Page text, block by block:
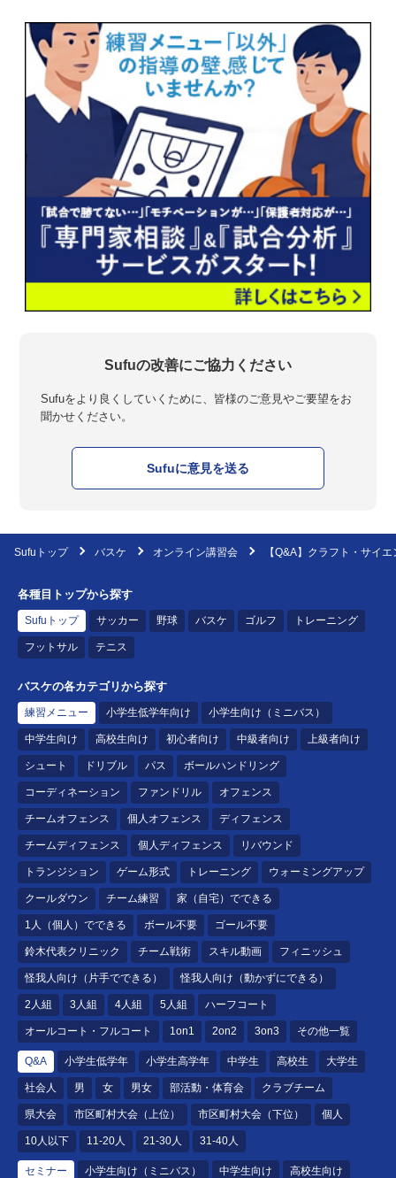
Sufuの改善にご協力ください
Sufuをより良くしていくために、皆様のご意見やご要望をお
聞かせください。
Sufuに意見を送る
Sufuトップ バスケ オンライン講習会 【Q&A】クラフト・サイ
各種目トップから探す
Sufuトップ サッカー 野球 バスケ ゴルフ トレーニング
フットサル テニス
バスケの各カテゴリから探す
練習メニュー 小学生低学年向け 小学生向け（ミニバス）
中学生向け 高校生向け 初心者向け 中級者向け 上級者向け
シュート ドリブル パス ボールハンドリング
コーディネーション ファンドリル オフェンス
チームオフェンス 個人オフェンス ディフェンス
チームディフェンス 個人ディフェンス リバウンド
トランジション ゲーム形式 トレーニング ウォーミングアップ
クールダウン チーム練習 家（自宅）でできる
1人（個人）でできる ボール不要 ゴール不要
鈴木代表クリニック チーム戦術 スキル動画 フィニッシュ
怪我人向け（片手でできる） 怪我人向け（動かずにできる）
2人組 3人組 4人組 5人組 ハーフコート
オールコート・フルコート 1on1 2on2 3on3 その他一覧
Q&A 小学生低学年 小学生高学年 中学生 高校生 大学生
社会人 男 女 男女 部活動・体育会 クラブチーム
県大会 市区町村大会（上位） 市区町村大会（下位） 個人
10人以下 11-20人 21-30人 31-40人
セミナー 小学生向け（ミニバス） 中学生向け 高校生向け